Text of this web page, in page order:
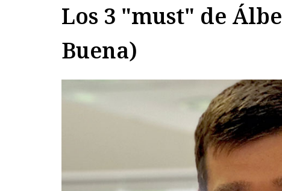
Los 3 "must" de
Buena)